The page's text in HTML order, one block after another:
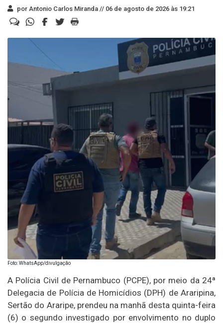
por Antonio Carlos Miranda // 06 de agosto de 2026 às 19:21
Foto: WhatsApp/divulgação
A Polícia Civil de Pernambuco (PCPE), por meio da 24ª
Delegacia de Polícia de Homicídios (DPH) de Araripina,
Sertão do Araripe, prendeu na manhã desta quinta-feira
(6) o segundo investigado por envolvimento no duplo